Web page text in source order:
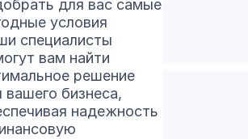
для вас самые
условия
специалисты
вам найти
решение
вашего бизнеса,
надежность